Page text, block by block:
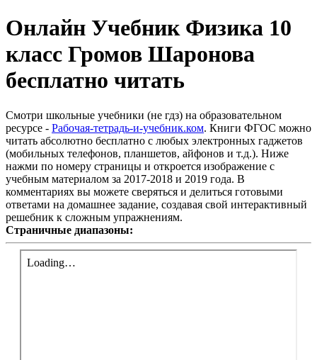
Онлайн Учебник Физика 10
класс Громов Шаронова
бесплатно читать
Смотри школьные учебники (не гдз) на образовательном
ресурсе - Рабочая-тетрадь-и-учебник.ком. Книги ФГОС можно
читать абсолютно бесплатно с любых электронных гаджетов
(мобильных телефонов, планшетов, айфонов и т.д.). Ниже
нажми по номеру страницы и откроется изображение с
учебным материалом за 2017-2018 и 2019 года. В
комментариях вы можете сверяться и делиться готовыми
ответами на домашнее задание, создавая свой интерактивный
решебник к сложным упражнениям.
Страничные диапазоны: